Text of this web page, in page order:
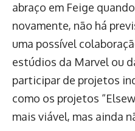
abraço em Feige
novamente, não há
uma possível
estúdios da Marvel ou
participar de projetos
como os projetos
mais viável, mas ainda